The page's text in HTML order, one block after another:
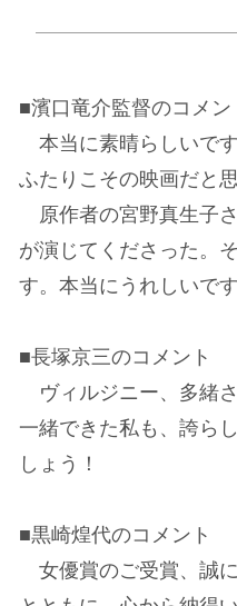
■濱口竜介監督のコメン
本当に素晴らしいで
ふたりこその映画だと思
原作者の宮野真生子
が演じてくださった。
す。本当にうれしいです
■長塚京三のコメント
ヴィルジニー、多緒
一緒できた私も、誇ら
しょう！
■黒崎煌代のコメント
女優賞のご受賞、誠